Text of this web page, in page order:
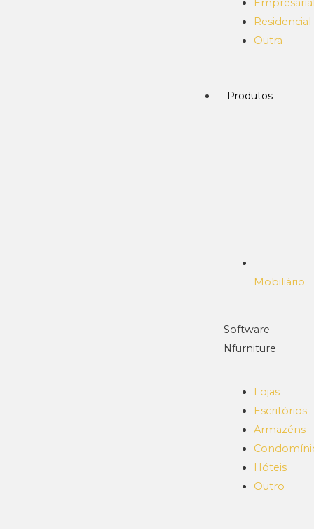
Residencial
Outra
Produtos
Mobiliário
Software
Nfurniture
Lojas
Escritórios
Armazéns
Hóteis
Outro